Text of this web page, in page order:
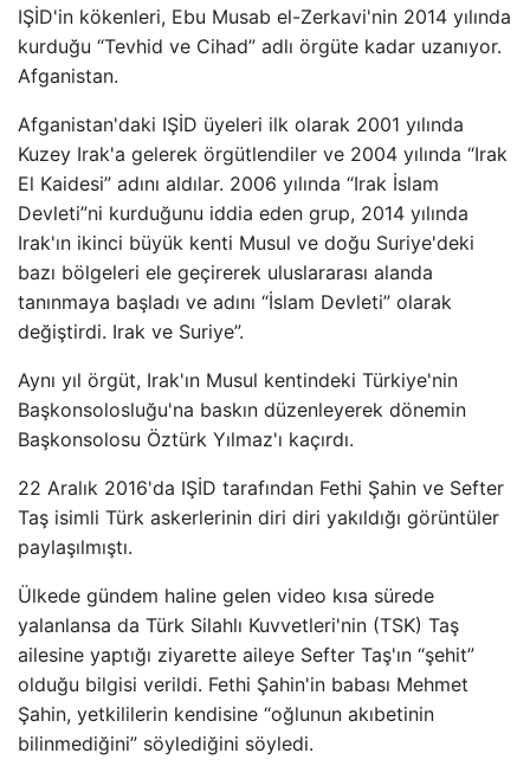
IŞİD'in kökenleri, Ebu Musab el-Zerkavi'nin 2014 yılında
kurduğu “Tevhid ve Cihad” adlı örgüte kadar uzanıyor.
Afganistan.
Afganistan'daki IŞİD üyeleri ilk olarak 2001 yılında
Kuzey Irak'a gelerek örgütlendiler ve 2004 yılında “Irak
El Kaidesi” adını aldılar. 2006 yılında “Irak İslam
Devleti”ni kurduğunu iddia eden grup, 2014 yılında
Irak'ın ikinci büyük kenti Musul ve doğu Suriye'deki
bazı bölgeleri ele geçirerek uluslararası alanda
tanınmaya başladı ve adını “İslam Devleti” olarak
değiştirdi. Irak ve Suriye”.
Aynı yıl örgüt, Irak'ın Musul kentindeki Türkiye'nin
Başkonsolosluğu'na baskın düzenleyerek dönemin
Başkonsolosu Öztürk Yılmaz'ı kaçırdı.
22 Aralık 2016'da IŞİD tarafından Fethi Şahin ve Sefter
Taş isimli Türk askerlerinin diri diri yakıldığı görüntüler
paylaşılmıştı.
Ülkede gündem haline gelen video kısa sürede
yalanlansa da Türk Silahlı Kuvvetleri'nin (TSK) Taş
ailesine yaptığı ziyarette aileye Sefter Taş'ın “şehit”
olduğu bilgisi verildi. Fethi Şahin'in babası Mehmet
Şahin, yetkililerin kendisine “oğlunun akıbetinin
bilinmediğini” söylediğini söyledi.